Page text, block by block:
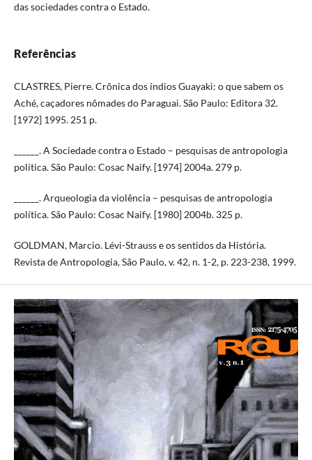
das sociedades contra o Estado.
Referências
CLASTRES, Pierre. Crônica dos índios Guayaki: o que sabem os
Aché, caçadores nômades do Paraguai. São Paulo: Editora 32.
[1972] 1995. 251 p.
______. A Sociedade contra o Estado – pesquisas de antropologia
política. São Paulo: Cosac Naify. [1974] 2004a. 279 p.
______. Arqueologia da violência – pesquisas de antropologia
política. São Paulo: Cosac Naify. [1980] 2004b. 325 p.
GOLDMAN, Marcio. Lévi-Strauss e os sentidos da História.
Revista de Antropologia, São Paulo, v. 42, n. 1-2, p. 223-238, 1999.